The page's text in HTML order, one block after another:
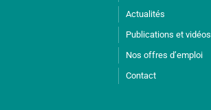
Actualités
Publications et vidéos
Nos offres d’emploi
Contact